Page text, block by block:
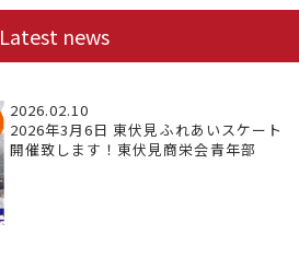
Latest news
2026.02.10
2026年3月6日 東伏見ふれあいスケート
開催致します！東伏見商栄会青年部